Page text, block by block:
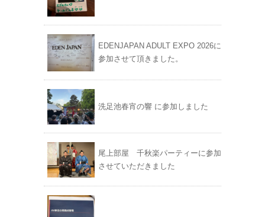
EDENJAPAN ADULT EXPO 2026に
参加させて頂きました。
洗足池春宵の響 に参加しました
尾上部屋 千秋楽パーティーに参加
させていただきました